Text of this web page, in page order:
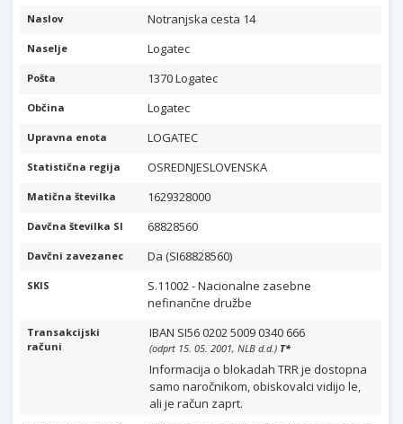
Naslov Notranjska cesta 14
Naselje Logatec
Pošta 1370 Logatec
Občina Logatec
Upravna enota LOGATEC
Statistična regija OSREDNJESLOVENSKA
Matična številka 1629328000
Davčna številka SI 68828560
Davčni zavezanec Da (SI68828560)
SKIS
S.11002 - Nacionalne zasebne
nefinančne družbe
Transakcijski
računi
IBAN SI56 0202 5009 0340 666
(odprt 15. 05. 2001, NLB d.d.) T*
Informacija o blokadah TRR je dostopna
samo naročnikom, obiskovalci vidijo le,
ali je račun zaprt.